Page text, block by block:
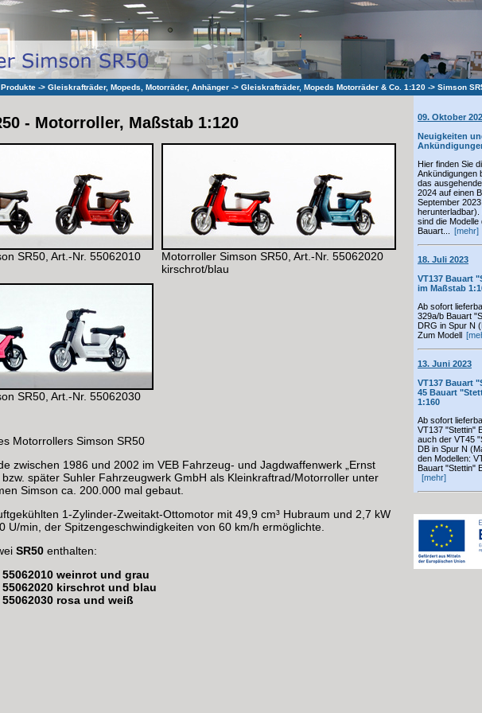
Produkte -> Gleiskrafträder, Mopeds, Motorräder, Anhänger -> Gleiskrafträder, Mopeds Motorräder & Co. 1:120 -> Simson
09. Oktober
Neuigkeiten
Hier finden Sie
Ankündigungen
das
2024 auf einen
September
herunterladbar).
sind die
Bauart...
[mehr]
18. Juli 2023
VT137 Bauart
im Maßstab
Ab sofort
329a/b Bauart
DRG in Spur N
Zum Modell
13. Juni 2023
VT137 Bauart
45 Bauart
1:160
Ab sofort
VT137 "Stettin"
auch der VT45
DB in Spur N
den Modellen:
Bauart "Stettin"
[mehr]
- Motorroller, Maßstab 1:120
SR50, Art.-Nr. 55062010
Motorroller Simson SR50, Art.-Nr. 55062020
kirschrot/blau
SR50, Art.-Nr. 55062030
Motorrollers Simson SR50
zwischen 1986 und 2002 im VEB Fahrzeug- und Jagdwaffenwerk „Ernst
bzw. später Suhler Fahrzeugwerk GmbH als Kleinkraftrad/Motorroller unter
Simson ca. 200.000 mal gebaut.
1-Zylinder-Zweitakt-Ottomotor mit 49,9 cm³ Hubraum und 2,7 kW
U/min, der Spitzengeschwindigkeiten von 60 km/h ermöglichte.
SR50 enthalten:
55062010 weinrot und grau
55062020 kirschrot und blau
55062030 rosa und weiß